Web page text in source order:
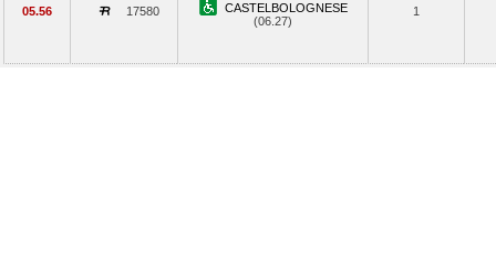
05.56 17580
CASTELBOLOGNESE
(06.27)
1